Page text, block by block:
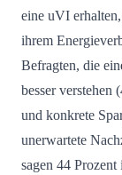
eine uVI
ihrem
Befragten, die
besser verstehen
und konkrete
unerwartete
sagen 44